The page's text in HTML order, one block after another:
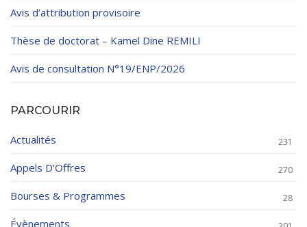
Charte de Déontologie et D’éthique Universitaires
Avis d’attribution provisoire
Thèse de doctorat – Kamel Dine REMILI
Avis de consultation N°19/ENP/2026
PARCOURIR
Actualités 231
Appels D'Offres 270
Bourses & Programmes 28
Évènements